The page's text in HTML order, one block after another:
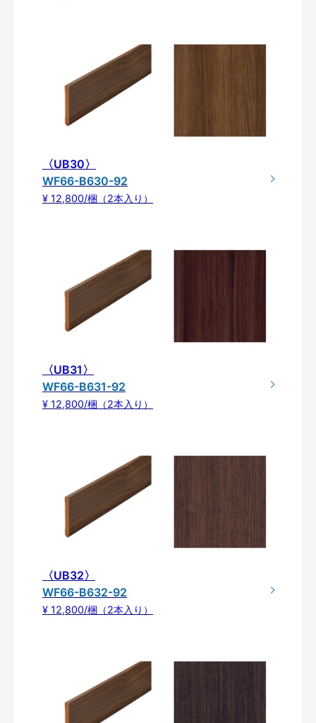
〈UB30〉
WF66-B630-92
¥ 12,800/梱（2本入り）
〈UB31〉
WF66-B631-92
¥ 12,800/梱（2本入り）
〈UB32〉
WF66-B632-92
¥ 12,800/梱（2本入り）